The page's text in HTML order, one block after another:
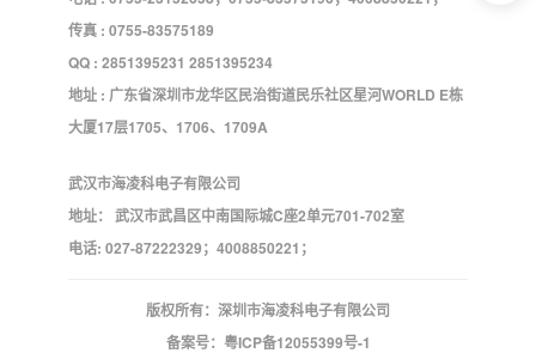
传真 : 0755-83575189
QQ : 2851395231 2851395234
地址 : 广东省深圳市龙华区民治街道民乐社区星河WORLD E栋
大厦17层1705、1706、1709A
武汉市海凌科电子有限公司
地址： 武汉市武昌区中南国际城C座2单元701-702室
电话: 027-87222329；4008850221；
版权所有：深圳市海凌科电子有限公司
备案号： 粤ICP备12055399号-1